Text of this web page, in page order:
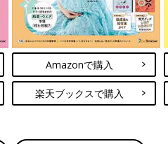
Amazonで購入
楽天ブックスで購入